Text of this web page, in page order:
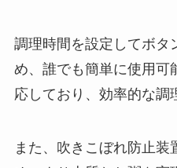
調理時間を設定してボタ
め、誰でも簡単に使用可
応しており、効率的な調
また、吹きこぼれ防止装